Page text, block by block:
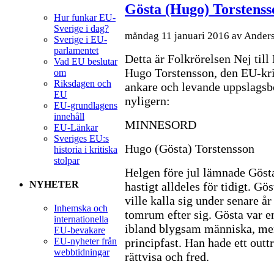
Hur funkar EU-
Sverige i dag?
Sverige i EU-
parlamentet
Vad EU beslutar
om
Riksdagen och
EU
EU-grundlagens
innehåll
EU-Länkar
Sveriges EU:s
historia i kritiska
stolpar
NYHETER
Inhemska och
internationella
EU-bevakare
EU-nyheter från
webbtidningar
Gösta (Hugo)
måndag 11 januari 2016 av
Detta är Folkrörelsen Nej till
Hugo Torstensson, den EU-
ankare och levande
nyligern:
MINNESORD
Hugo (Gösta) Torstensson
Helgen före jul lämnade
hastigt alldeles för tidigt.
ville kalla sig under senare
tomrum efter sig. Gösta var
ibland blygsam människa,
principfast. Han hade ett
rättvisa och fred.